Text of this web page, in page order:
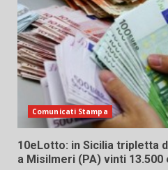
Comunicati Stampa
10eLotto: in Sicilia tripletta
a Misilmeri (PA) vinti 13.500